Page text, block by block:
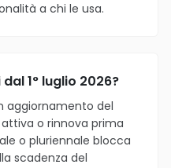
a chi le usa.
1° luglio 2026?
aggiornamento del
attiva o rinnova prima
o pluriennale blocca
scadenza del